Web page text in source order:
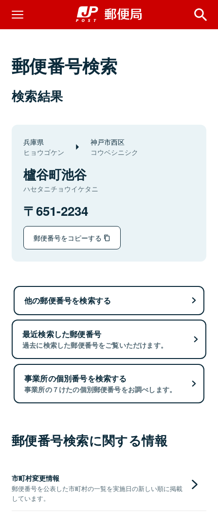
郵便番号検索
検索結果
兵庫県
ヒョウゴケン
神戸市西区
コウベシニシク
櫨谷町池谷
ハセタニチョウイケタニ
651-2234
郵便番号をコピーする
他の郵便番号を検索する
最近検索した郵便番号
過去に検索した郵便番号をご覧いただけます。
事業所の個別番号を検索する
事業所の７けたの個別郵便番号をお調べします。
郵便番号検索に関する情報
市町村変更情報
郵便番号を公表した市町村の一覧を実施日の新しい順に掲載
しています。